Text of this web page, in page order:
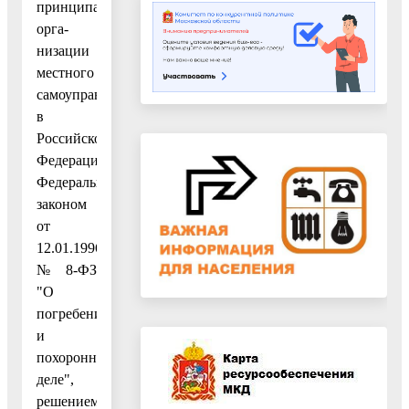
принципах
орга-
низации
местного
самоуправления
в
Российской
Федерации",
Федеральным
законом
от
12.01.1996
№ 8-ФЗ
"О
погребении
и
похоронном
деле",
решением